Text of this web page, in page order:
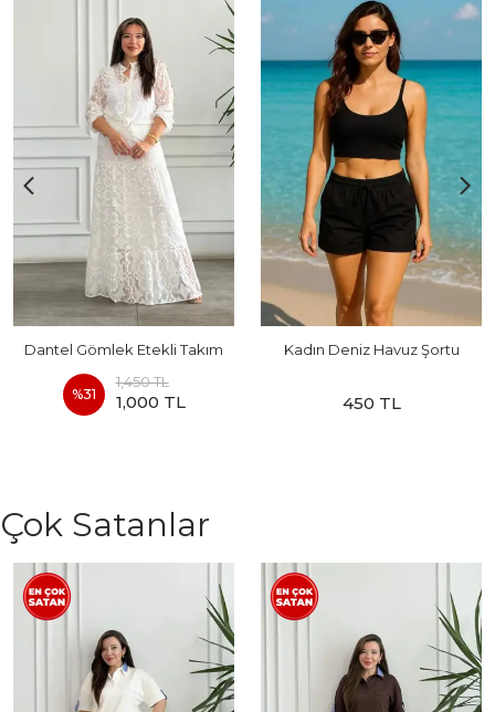
Dantel Gömlek Etekli Takım
%31
1,450 TL
1,000 TL
Kadın Deniz Havuz Şortu
450 TL
Çok Satanlar